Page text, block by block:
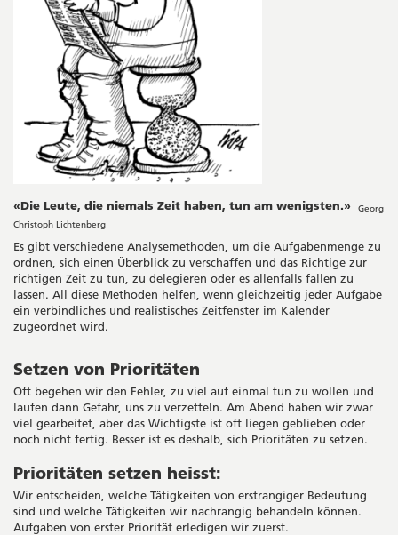
«Die Leute, die niemals Zeit haben, tun am wenigsten.»
Georg
Christoph Lichtenberg
Es gibt verschiedene Analysemethoden, um die Aufgabenmenge zu
ordnen, sich einen Überblick zu verschaffen und das Richtige zur
richtigen Zeit zu tun, zu delegieren oder es allenfalls fallen zu
lassen. All diese Methoden helfen, wenn gleichzeitig jeder Aufgabe
ein verbindliches und realistisches Zeitfenster im Kalender
zugeordnet wird.
Setzen von Prioritäten
Oft begehen wir den Fehler, zu viel auf einmal tun zu wollen und
laufen dann Gefahr, uns zu verzetteln. Am Abend haben wir zwar
viel gearbeitet, aber das Wichtigste ist oft liegen geblieben oder
noch nicht fertig. Besser ist es deshalb, sich Prioritäten zu setzen.
Prioritäten setzen heisst:
Wir entscheiden, welche Tätigkeiten von erstrangiger Bedeutung
sind und welche Tätigkeiten wir nachrangig behandeln können.
Aufgaben von erster Priorität erledigen wir zuerst.